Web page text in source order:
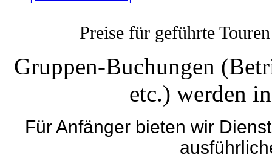
Preise für geführte
Gruppen-Buchungen
etc.) werden
Für Anfänger bieten wir